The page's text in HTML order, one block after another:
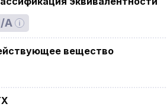
A
вещество